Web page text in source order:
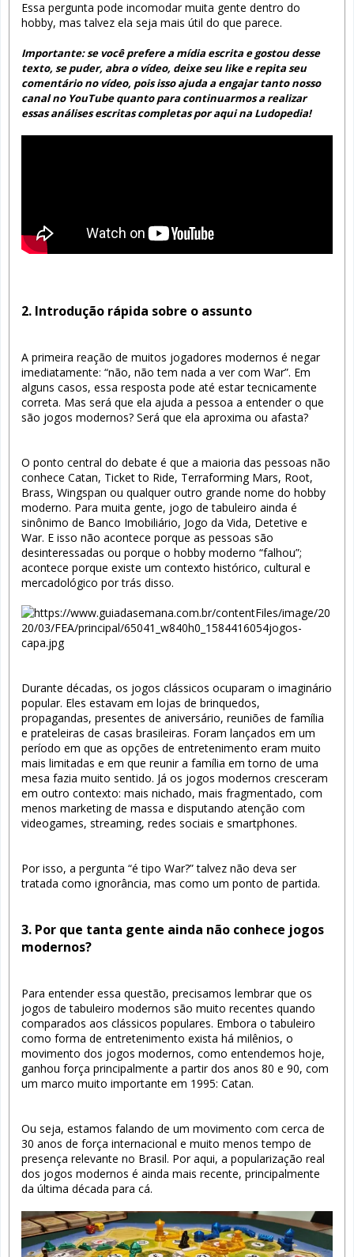
Essa pergunta pode incomodar muita gente dentro do
hobby, mas talvez ela seja mais útil do que parece.
Importante: se você prefere a mídia escrita e gostou desse
texto, se puder, abra o vídeo, deixe seu like e repita seu
comentário no vídeo, pois isso ajuda a engajar tanto nosso
canal no YouTube quanto para continuarmos a realizar
essas análises escritas completas por aqui na Ludopedia!
2. Introdução rápida sobre o assunto
A primeira reação de muitos jogadores modernos é negar
imediatamente: “não, não tem nada a ver com War”. Em
alguns casos, essa resposta pode até estar tecnicamente
correta. Mas será que ela ajuda a pessoa a entender o que
são jogos modernos? Será que ela aproxima ou afasta?
O ponto central do debate é que a maioria das pessoas não
conhece Catan, Ticket to Ride, Terraforming Mars, Root,
Brass, Wingspan ou qualquer outro grande nome do hobby
moderno. Para muita gente, jogo de tabuleiro ainda é
sinônimo de Banco Imobiliário, Jogo da Vida, Detetive e
War. E isso não acontece porque as pessoas são
desinteressadas ou porque o hobby moderno “falhou”;
acontece porque existe um contexto histórico, cultural e
mercadológico por trás disso.
Durante décadas, os jogos clássicos ocuparam o imaginário
popular. Eles estavam em lojas de brinquedos,
propagandas, presentes de aniversário, reuniões de família
e prateleiras de casas brasileiras. Foram lançados em um
período em que as opções de entretenimento eram muito
mais limitadas e em que reunir a família em torno de uma
mesa fazia muito sentido. Já os jogos modernos cresceram
em outro contexto: mais nichado, mais fragmentado, com
menos marketing de massa e disputando atenção com
videogames, streaming, redes sociais e smartphones.
Por isso, a pergunta “é tipo War?” talvez não deva ser
tratada como ignorância, mas como um ponto de partida.
3. Por que tanta gente ainda não conhece jogos
modernos?
Para entender essa questão, precisamos lembrar que os
jogos de tabuleiro modernos são muito recentes quando
comparados aos clássicos populares. Embora o tabuleiro
como forma de entretenimento exista há milênios, o
movimento dos jogos modernos, como entendemos hoje,
ganhou força principalmente a partir dos anos 80 e 90, com
um marco muito importante em 1995: Catan.
Ou seja, estamos falando de um movimento com cerca de
30 anos de força internacional e muito menos tempo de
presença relevante no Brasil. Por aqui, a popularização real
dos jogos modernos é ainda mais recente, principalmente
da última década para cá.